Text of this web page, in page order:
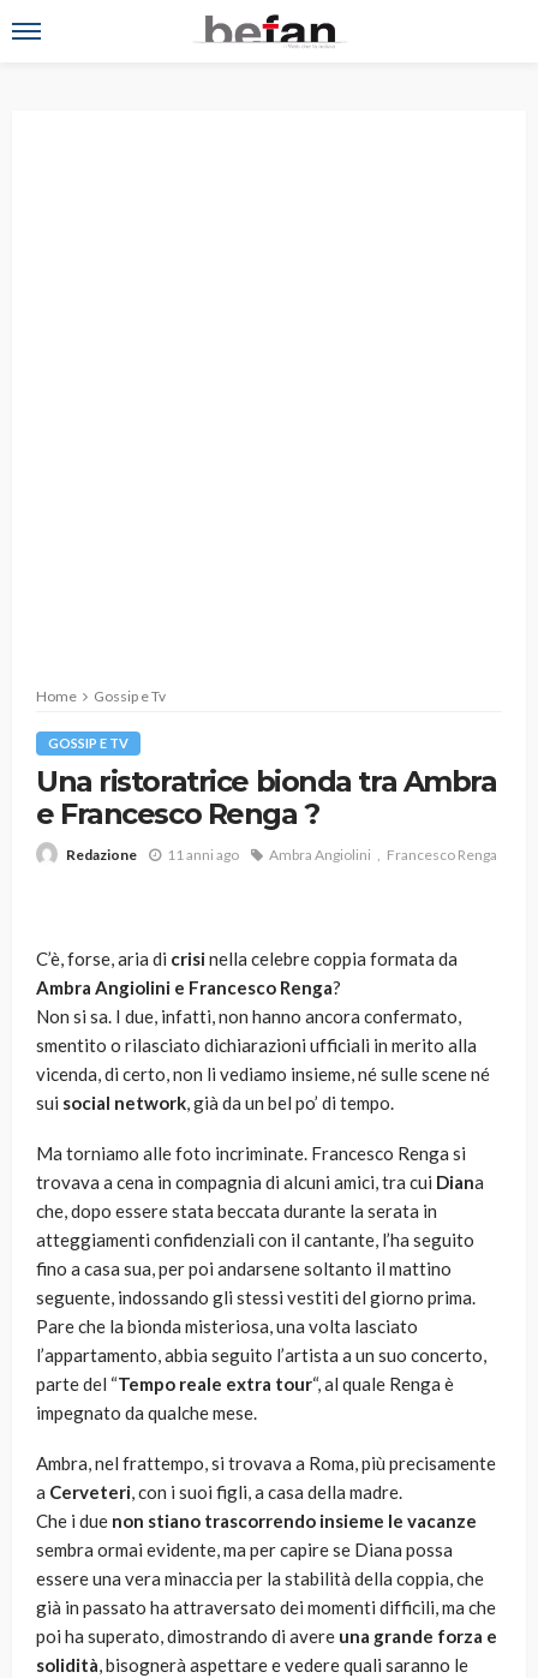
Home Gossip e Tv
GOSSIP E TV
Una ristoratrice bionda tra Ambra
e Francesco Renga ?
Redazione 11 anni ago Ambra Angiolini Francesco Renga
C’è, forse, aria di crisinella celebre coppia formata da
Ambra Angiolini e Francesco Renga?
Non si sa. I due, infatti, non hanno ancora confermato,
smentito o rilasciato dichiarazioni ufficiali in merito alla
vicenda, di certo, non li vediamo insieme, né sulle scene né
sui social network, già da un bel po’ di tempo.
Ma torniamo alle foto incriminate. Francesco Renga si
trovava a cena in compagnia di alcuni amici, tra cui Diana
che, dopo essere stata beccata durante la serata in
atteggiamenti confidenziali con il cantante, l’ha seguito
fino a casa sua, per poi andarsene soltanto il mattino
seguente, indossando gli stessi vestiti del giorno prima.
Pare che la bionda misteriosa, una volta lasciato
l’appartamento, abbia seguito l’artista a un suo concerto,
parte del “Tempo reale extra tour“, al quale Renga è
impegnato da qualche mese.
Ambra, nel frattempo, si trovava a Roma, più precisamente
a Cerveteri, con i suoi figli, a casa della madre.
Che i due non stiano trascorrendo insieme le vacanze
sembra ormai evidente, ma per capire se Diana possa
essere una vera minaccia per la stabilità della coppia, che
già in passato ha attraversato dei momenti difficili, ma che
poi ha superato, dimostrando di avere una grande forza e
solidità, bisognerà aspettare e vedere quali saranno le